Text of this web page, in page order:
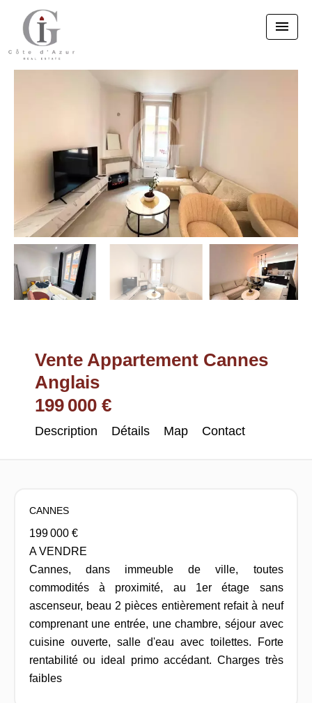
Vente Appartement Cannes
Anglais
199 000 €
Description Détails Map Contact
CANNES
199 000 €
A VENDRE
Cannes, dans immeuble de ville, toutes
commodités à proximité, au 1er étage sans
ascenseur, beau 2 pièces entièrement refait à neuf
comprenant une entrée, une chambre, séjour avec
cuisine ouverte, salle d'eau avec toilettes. Forte
rentabilité ou ideal primo accédant. Charges très
faibles